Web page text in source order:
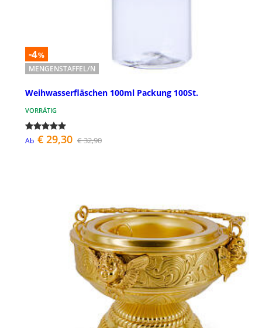
-4%
MENGENSTAFFEL/N
Weihwasserfläschen 100ml Packung 100St.
VORRÄTIG
Ab € 29,30 € 32,90